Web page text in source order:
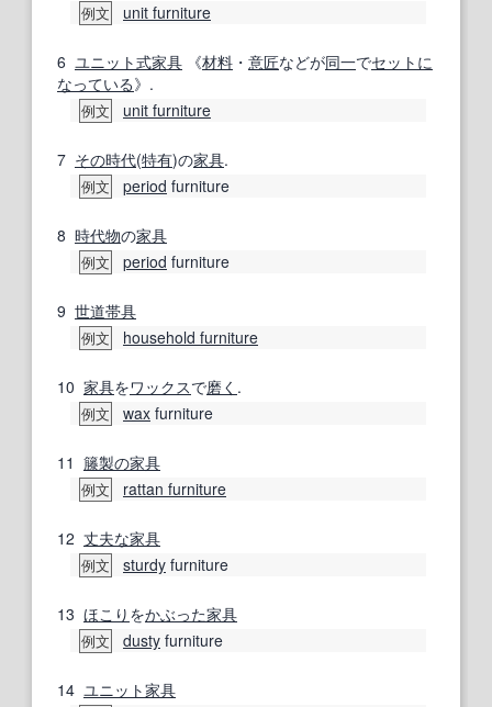
例文 unit furniture
6 ユニット式家具 《材料 ・ 意匠などが同一でセット に
なっている》.
例文 unit furniture
7 その時代(特有)の家具.
例文 period furniture
8 時代物の家具
例文 period furniture
9 世道帯具
例文 household furniture
10 家具をワックスで磨く .
例文 wax furniture
11 籐製の家具
例文 rattan furniture
12 丈夫な家具
例文 sturdy furniture
13 ほこり をかぶった家具
例文 dusty furniture
14 ユニット家具